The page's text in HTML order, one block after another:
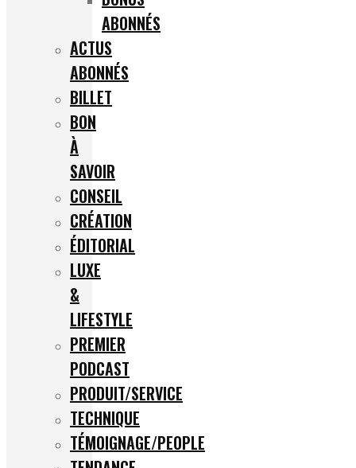
ABONNÉS
ACTUS
ABONNÉS
BILLET
BON
À
SAVOIR
CONSEIL
CRÉATION
ÉDITORIAL
LUXE
&
LIFESTYLE
PREMIER
PODCAST
PRODUIT/SERVICE
TECHNIQUE
TÉMOIGNAGE/PEOPLE